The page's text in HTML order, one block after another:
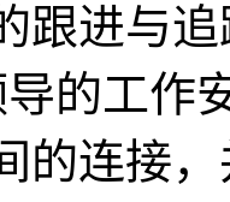
跟进与
的工作
的连接